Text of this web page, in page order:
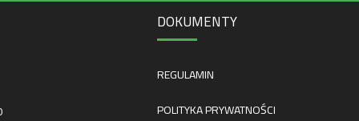
DOKUMENTY
REGULAMIN
POLITYKA PRYWATNOŚCI